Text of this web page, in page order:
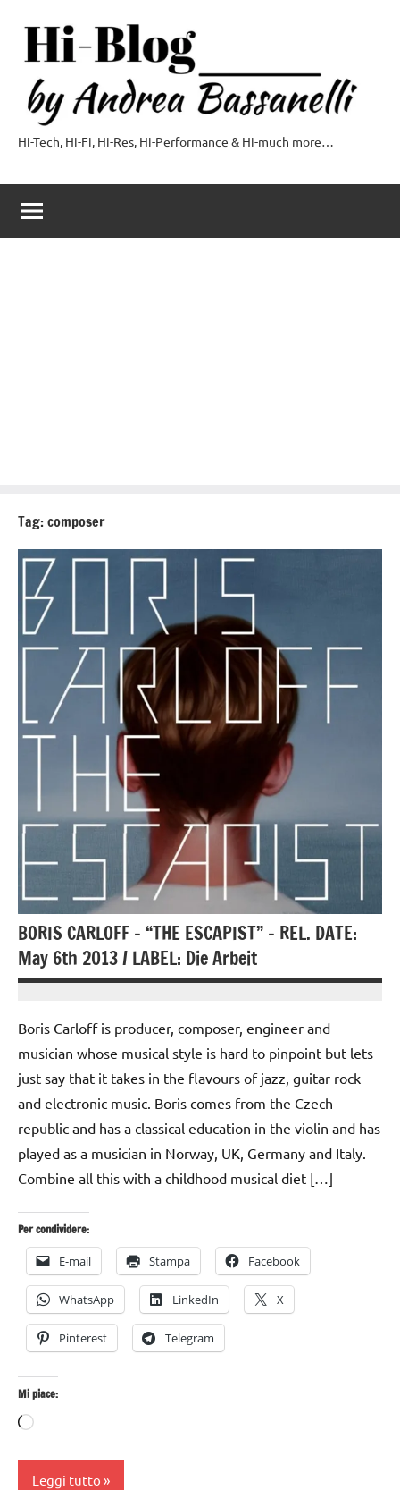
contenuto
Hi-
Blog
by
Hi-Tech, Hi-Fi, Hi-Res, Hi-Performance & Hi-much more…
Tag:composer
BORIS CARLOFF – “THE ESCAPIST” – REL. DATE:
May 6th 2013 / LABEL: Die Arbeit
Novembre
2016
Bassanelli
Boris Carloff is producer, composer, engineer and
musician whose musical style is hard to pinpoint but lets
just say that it takes in the flavours of jazz, guitar rock
and electronic music. Boris comes from the Czech
republic and has a classical education in the violin and has
played as a musician in Norway, UK, Germany and Italy.
Combine all this with a childhood musical diet […]
Per condividere:
E-mail Stampa Facebook
WhatsApp LinkedIn X
Pinterest Telegram
Mi piace:
Caricamento
corso…
Leggi tutto